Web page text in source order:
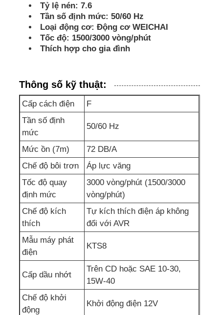
bộ máy phát điện cách âm
Máy phát điện gia dụng
Bộ tạo tán
Máy phát âm tiếng ồn thấp
Bảo trì máy phát điện
Bộ máy phát điện hàn
động cơ diesel máy phát điện
bơm nước thải
Tỷ lệ nén: 7.6
Tần số định mức: 50/60 Hz
Loại động cơ: Động cơ WEICHAI
Tốc độ: 1500/3000 vòng/phút
Thích hợp cho gia đình
Thông số kỹ thuật:
Cấp cách điện
F
Tần số định
mức
50/60 Hz
Mức ồn (7m)
72 DB/A
Chế độ bôi trơn
Áp lực văng
Tốc độ quay
định mức
3000 vòng/phút (1500/3000
vòng/phút)
Chế độ kích
thích
Tự kích thích điện áp không
đổi với AVR
Mẫu máy phát
điện
KTS8
Cấp dầu nhớt
Trên CD hoặc SAE 10-30,
15W-40
Chế độ khởi
động
Khởi động điện 12V